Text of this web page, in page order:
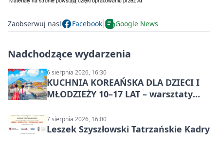
Zaobserwuj nas! Facebook Google News
Nadchodzące wydarzenia
6 sierpnia 2026, 16:30
KUCHNIA KOREAŃSKA DLA DZIECI I
MŁODZIEŻY 10–17 LAT – warsztaty
7 sierpnia 2026, 16:00
Leszek Szyszłowski Tatrzańskie Kadry